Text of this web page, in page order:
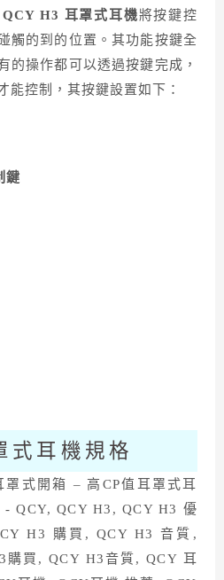
QCY H3 耳罩式耳機將按鍵控
觸的到的位置。其功能按鍵全
的操作都可以透過按鍵完成，
能控制，其按鍵設置如下：
鍵
式耳機規格